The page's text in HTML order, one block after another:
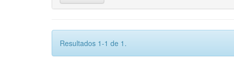
Resultados 1-1 de 1.